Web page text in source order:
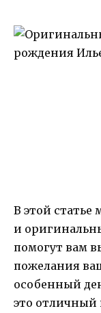
В этой статье
и
помогут вам
пожелания
особенный
это отличный